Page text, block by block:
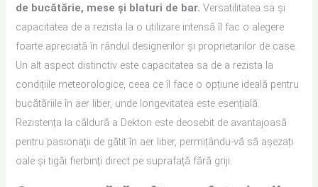
de bucătărie, mese și blaturi de bar. Versatilitatea sa și
capacitatea de a rezista la o utilizare intensă îl fac o alegere
foarte apreciată în rândul designerilor și proprietarilor de case.
Un alt aspect distinctiv este capacitatea sa de a rezista la
condițiile meteorologice, ceea ce îl face o opțiune ideală pentru
bucătăriile în aer liber, unde longevitatea este esențială.
Rezistența la căldură a Dekton este deosebit de avantajoasă
pentru pasionații de gătit în aer liber, permițându-vă să așezați
oale și tigăi fierbinți direct pe suprafață fără griji.